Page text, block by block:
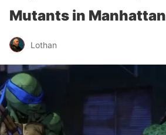
Mutants in Manhattan
Lothan